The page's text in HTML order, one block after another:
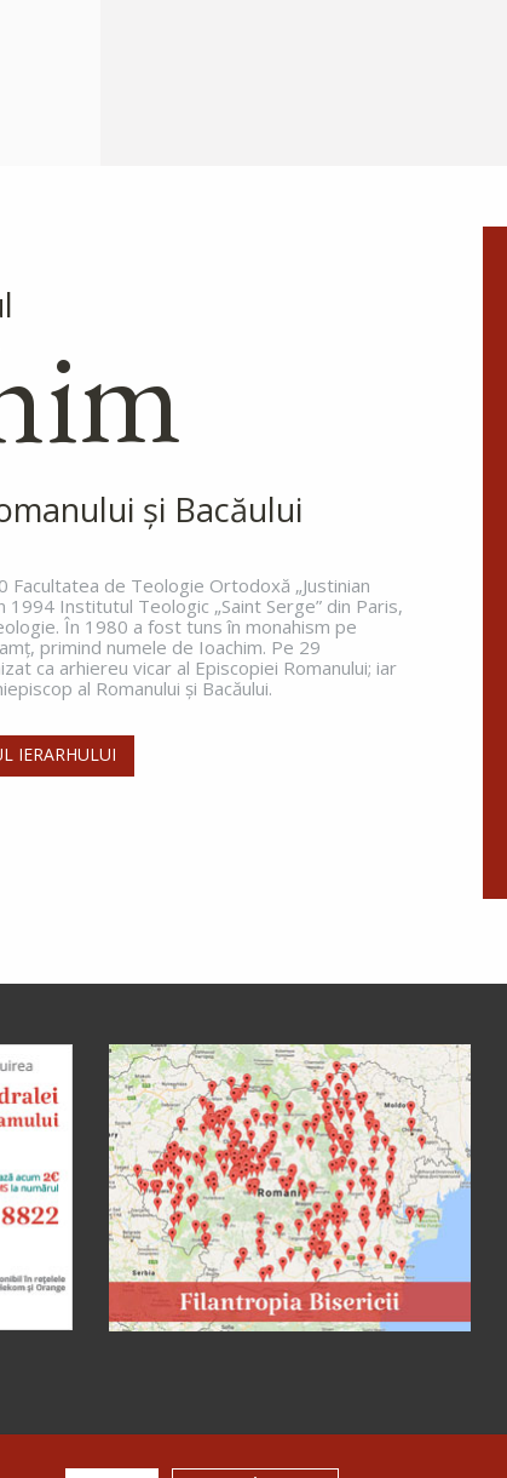
Optina
Doamne, ajută-mi să văd
păcatele mele; Doamne, dă-mi
răbdare, mărinimie şi
săvârșind multe minuni cu
veneau la dânsul și îi aducea
de...
Sfântul Cuvios
Nicanor
Sfântul Cuvios
Nicanor s-a născut în anul
1491, în Tesalonic. Părinții săi,
Ioan și Maria, doi credincioși
Sfânta Irina,
și Bacăului
Facultatea de Teologie Ortodoxă „Justinian
1994 Institutul Teologic „Saint Serge” din Paris,
În 1980 a fost tuns în monahism pe
primind numele de Ioachim. Pe 29
ca arhiereu vicar al Episcopiei Romanului; iar
al Romanului și Bacăului.
IERARHULUI